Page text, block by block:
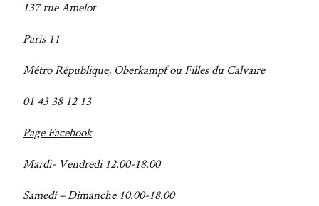
137 rue Amelot
Paris 11
Métro République, Oberkampf ou Filles du Calvaire
01 43 38 12 13
Page Facebook
Mardi- Vendredi 12.00-18.00
Samedi – Dimanche 10.00-18.00